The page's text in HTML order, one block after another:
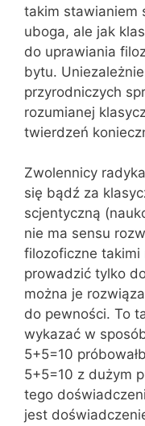
takim stawianiem
uboga, ale jak
do uprawiania
bytu.
przyrodniczych
rozumianej
twierdzeń
Zwolennicy
się bądź za
scjentyczną
nie ma sensu
filozoficzne takimi
prowadzić tylko
można je
do pewności. To
wykazać w
5+5=10
5+5=10 z dużym
tego
jest